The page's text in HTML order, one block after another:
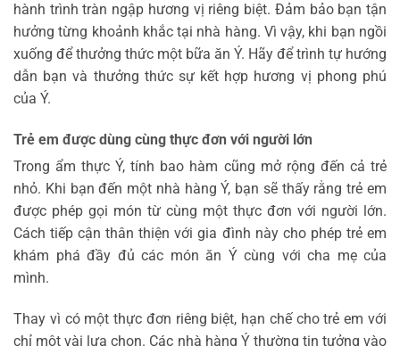
hành trình tràn ngập hương vị riêng biệt. Đảm bảo bạn tận
hưởng từng khoảnh khắc tại nhà hàng. Vì vậy, khi bạn ngồi
xuống để thưởng thức một bữa ăn Ý. Hãy để trình tự hướng
dẫn bạn và thưởng thức sự kết hợp hương vị phong phú
của Ý.
Trẻ em được dùng cùng thực đơn với người lớn
Trong ẩm thực Ý, tính bao hàm cũng mở rộng đến cả trẻ
nhỏ. Khi bạn đến một nhà hàng Ý, bạn sẽ thấy rằng trẻ em
được phép gọi món từ cùng một thực đơn với người lớn.
Cách tiếp cận thân thiện với gia đình này cho phép trẻ em
khám phá đầy đủ các món ăn Ý cùng với cha mẹ của
mình.
Thay vì có một thực đơn riêng biệt, hạn chế cho trẻ em với
chỉ một vài lựa chọn. Các nhà hàng Ý thường tin tưởng vào